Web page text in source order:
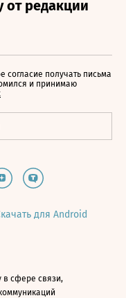
согласие получать письма
и принимаю
для Android
сфере связи,